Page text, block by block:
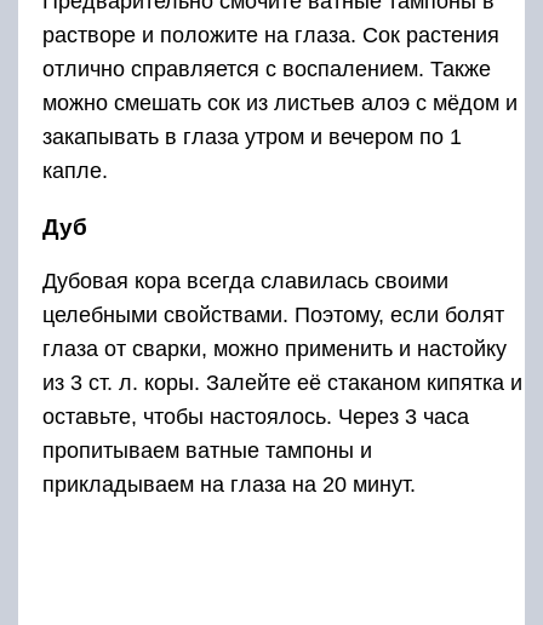
растворе и положите на глаза. Сок растения
отлично справляется с воспалением. Также
можно смешать сок из листьев алоэ с мёдом и
закапывать в глаза утром и вечером по 1
капле.
Дуб
Дубовая кора всегда славилась своими
целебными свойствами. Поэтому, если болят
глаза от сварки, можно применить и настойку
из 3 ст. л. коры. Залейте её стаканом кипятка и
оставьте, чтобы настоялось. Через 3 часа
пропитываем ватные тампоны и
прикладываем на глаза на 20 минут.